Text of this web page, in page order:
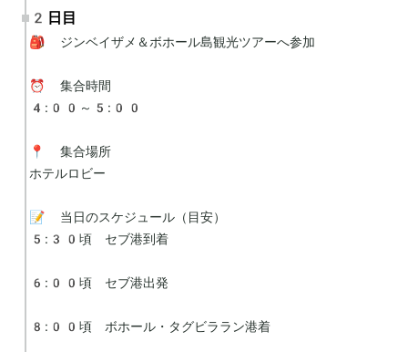
2日目
🎒 ジンベイザメ＆ボホール島観光ツアーへ参加
⏰ 集合時間
4:00～5:00
📍 集合場所
ホテルロビー
📝 当日のスケジュール（目安）
5:30頃　セブ港到着
6:00頃　セブ港出発
8:00頃　ボホール・タグビララン港着